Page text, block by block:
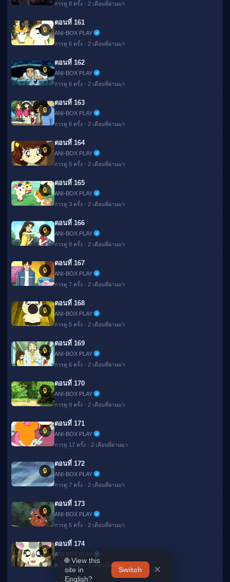
การดู 8 ครั้ง · 2 เดือนที่ผ่านมา
🔒
ตอนที่ 161
ANI-BOX PLAY
การดู 6 ครั้ง · 2 เดือนที่ผ่านมา
🔒
ตอนที่ 162
ANI-BOX PLAY
การดู 6 ครั้ง · 2 เดือนที่ผ่านมา
🔒
ตอนที่ 163
ANI-BOX PLAY
การดู 6 ครั้ง · 2 เดือนที่ผ่านมา
🔒
ตอนที่ 164
ANI-BOX PLAY
การดู 5 ครั้ง · 2 เดือนที่ผ่านมา
🔒
ตอนที่ 165
ANI-BOX PLAY
การดู 3 ครั้ง · 2 เดือนที่ผ่านมา
🔒
ตอนที่ 166
ANI-BOX PLAY
การดู 8 ครั้ง · 2 เดือนที่ผ่านมา
🔒
ตอนที่ 167
ANI-BOX PLAY
การดู 7 ครั้ง · 2 เดือนที่ผ่านมา
🔒
ตอนที่ 168
ANI-BOX PLAY
การดู 5 ครั้ง · 2 เดือนที่ผ่านมา
🔒
ตอนที่ 169
ANI-BOX PLAY
การดู 6 ครั้ง · 2 เดือนที่ผ่านมา
🔒
ตอนที่ 170
ANI-BOX PLAY
การดู 9 ครั้ง · 2 เดือนที่ผ่านมา
🔒
ตอนที่ 171
ANI-BOX PLAY
การดู 17 ครั้ง · 2 เดือนที่ผ่านมา
🔒
ตอนที่ 172
ANI-BOX PLAY
การดู 7 ครั้ง · 2 เดือนที่ผ่านมา
🔒
ตอนที่ 173
ANI-BOX PLAY
การดู 5 ครั้ง · 2 เดือนที่ผ่านมา
🔒
ตอนที่ 174
ANI-BOX PLAY
การดู 6 ครั้ง · 2 เดือนที่ผ่านมา
🌐 View this
site in
English?